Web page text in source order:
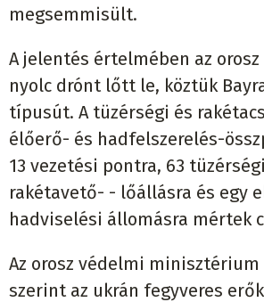
megsemmisült.
A jelentés értelmében az
nyolc drónt lőtt le, köztük
típusút. A tüzérségi és
élőerő- és hadfelszerelés-
13 vezetési pontra, 63
rakétavető- - lőállásra és egy
hadviselési állomásra mértek
Az orosz védelmi minisztérium
szerint az ukrán fegyveres